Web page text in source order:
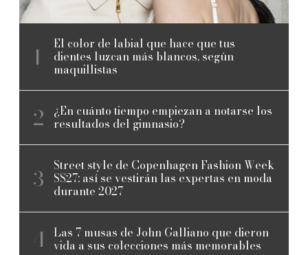
El color de labial que hace que tus
dientes luzcan más blancos, según
maquillistas
¿En cuánto tiempo empiezan a notarse los
resultados del gimnasio?
Street style de Copenhagen Fashion Week
SS27: así se vestirán las expertas en moda
durante 2027
Las 7 musas de John Galliano que dieron
vida a sus colecciones más memorables